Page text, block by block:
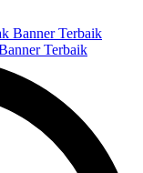
Terbaik